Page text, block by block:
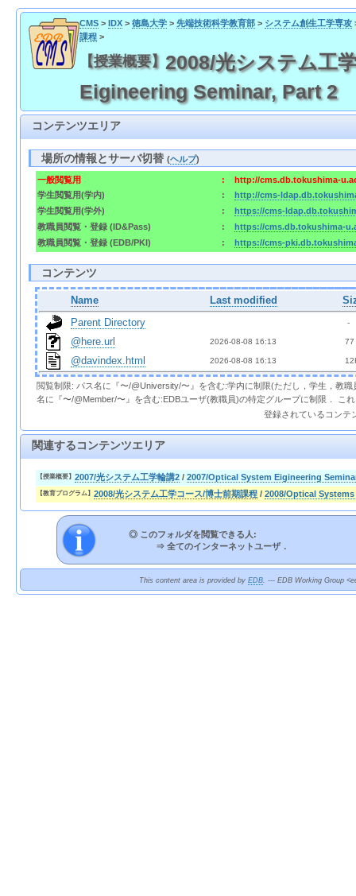
CMS> IDX> 徳島大学> 先端技術科学教育部> システム創生工学専攻
課程>
【授業概要】 2008/光システム工
Eigineering Seminar, Part 2
コンテンツエリア
場所の情報とサーバ切替(ヘルプ)
一般閲覧用 :
http://cms.db.tokushima-
学生閲覧用(学内)
:
http://cms-
学生閲覧用(学外)
:
https://cms-
教職員閲覧・登録 (ID&Pass)
:
https://cms.db.tokushima-
教職員閲覧・登録 (EDB/PKI)
: https://cms-
コンテンツ
Name Last modified
Parent Directory
  -
@here.url 2026-08-08 16:13 77
@davindex.html 2026-08-08 16:13
閲覧制限: パス名に『〜/@University/〜』を含む:学内に制限(ただし，学生，教
名に『〜/@Member/〜』を含む:EDBユーザ(教職員)の特定グループに制限． こ
登録されているコンテ
関連するコンテンツエリア
【授業概要】 2007/光システム工学輪講2 / 2007/Optical System Eigineering
【教育プログラム】 2008/光システム工学コース/博士前期課程 / 2008/Optical
◎ このフォルダを閲覧できる人:
⇒ 全てのインターネットユーザ．
This content area is provided by EDB. --- EDB Working Group